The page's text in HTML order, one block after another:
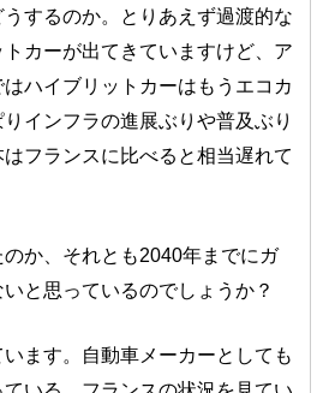
するのか。とりあえず過渡的な
カーが出てきていますけど、ア
ハイブリットカーはもうエコカ
インフラの進展ぶりや普及ぶり
フランスに比べると相当遅れて
か、それとも2040年までにガ
と思っているのでしょうか？
ます。自動車メーカーとしても